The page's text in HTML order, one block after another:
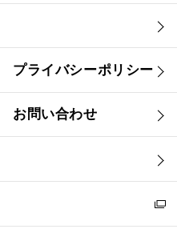
プライバシーポリシー
お問い合わせ